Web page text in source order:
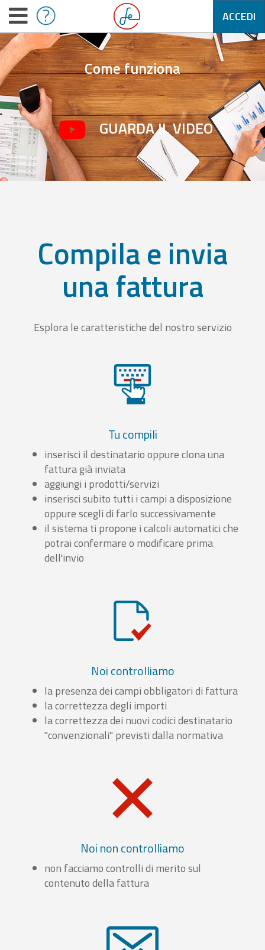
ACCEDI
Come funziona
GUARDA IL VIDEO
Compila e invia
una fattura
Esplora le caratteristiche del nostro servizio
Tu compili
inserisci il destinatario oppure clona una
fattura già inviata
aggiungi i prodotti/servizi
inserisci subito tutti i campi a disposizione
oppure scegli di farlo successivamente
il sistema ti propone i calcoli automatici che
potrai confermare o modificare prima
dell'invio
Noi controlliamo
la presenza dei campi obbligatori di fattura
la correttezza degli importi
la correttezza dei nuovi codici destinatario
"convenzionali" previsti dalla normativa
Noi non controlliamo
non facciamo controlli di merito sul
contenuto della fattura